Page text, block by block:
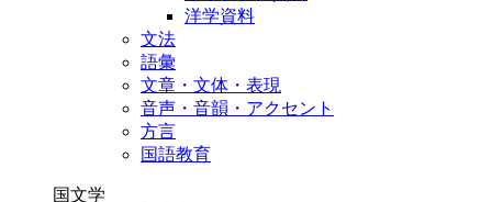
洋学資料
文法
語彙
文章・文体・表現
音声・音韻・アクセント
方言
国語教育
国文学